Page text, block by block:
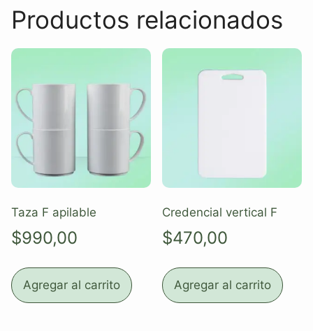
Productos relacionados
Taza F apilable
$990,00
Agregar al carrito
Credencial vertical F
$470,00
Agregar al carrito